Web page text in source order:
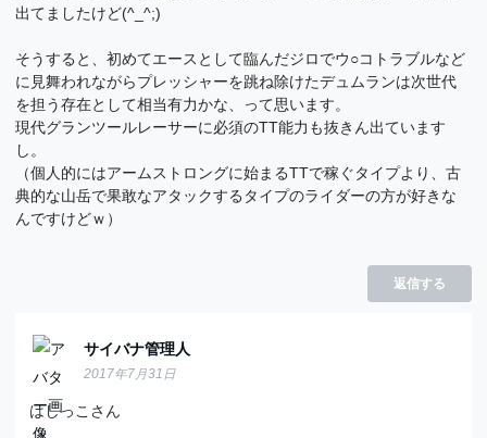
出てましたけど(^_^;)
そうすると、初めてエースとして臨んだジロでウ○コトラブルなど
に見舞われながらプレッシャーを跳ね除けたデュムランは次世代
を担う存在として相当有力かな、って思います。
現代グランツールレーサーに必須のTT能力も抜きん出ています
し。
（個人的にはアームストロングに始まるTTで稼ぐタイプより、古
典的な山岳で果敢なアタックするタイプのライダーの方が好きな
んですけどｗ）
返信する
サイバナ管理人
2017年7月31日
はしっこさん